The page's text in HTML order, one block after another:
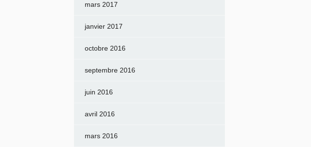
mars 2017
janvier 2017
octobre 2016
septembre 2016
juin 2016
avril 2016
mars 2016